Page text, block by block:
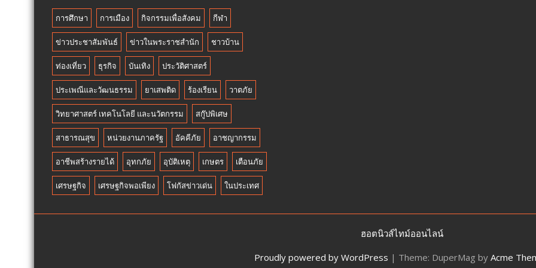
จีน
ลักลอบ
ส่ง
ออก
มาเลเซีย
การศึกษา การเมือง กิจกรรมเพื่อสังคม กีฬา
ข่าวประชาสัมพันธ์ ข่าวในพระราชสำนัก ชาวบ้าน
ท่องเที่ยว ธุรกิจ บันเทิง ประวัติศาสตร์
ประเพณีและวัฒนธรรม ยาเสพติด ร้องเรียน วาตภัย
วิทยาศาสตร์ เทคโนโลยี และนวัตกรรม สกู๊ปพิเศษ
สาธารณสุข หน่วยงานภาครัฐ อัคคีภัย อาชญากรรม
อาชีพสร้างรายได้ อุทกภัย อุบัติเหตุ เกษตร เตือนภัย
เศรษฐกิจ เศรษฐกิจพอเพียง โฟกัสข่าวเด่น ในประเทศ
ฮอตนิวส์ไทม์ออนไลน์
Proudly powered by WordPress | Theme: DuperMag by Acme